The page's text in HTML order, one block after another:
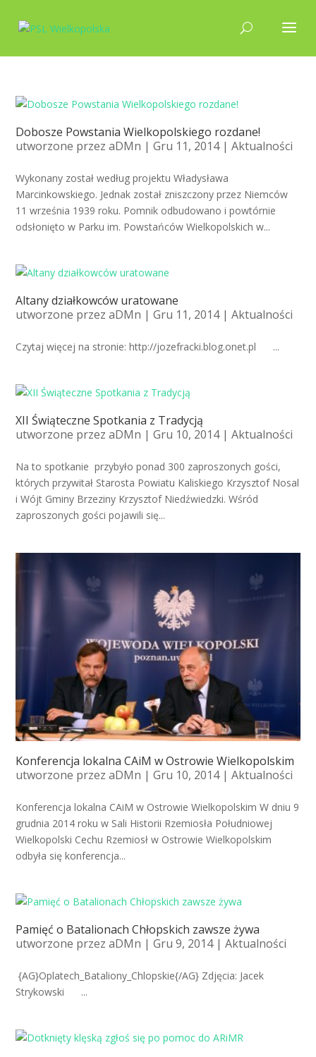
Dobosze Powstania Wielkopolskiego rozdane!
utworzone przezaDMn | Gru 11, 2014 |Aktualności
Wykonany został według projektu Władysława
Marcinkowskiego. Jednak został zniszczony przez Niemców
11 września 1939 roku. Pomnik odbudowano i powtórnie
odsłonięto w Parku im. Powstańców Wielkopolskich w...
Altany działkowców uratowane
utworzone przezaDMn | Gru 11, 2014 |Aktualności
Czytaj więcej na stronie: http://jozefracki.blog.onet.pl ...
XII Świąteczne Spotkania z Tradycją
utworzone przezaDMn | Gru 10, 2014 |Aktualności
Na to spotkanie przybyło ponad 300 zaproszonych gości,
których przywitał Starosta Powiatu Kaliskiego Krzysztof Nosal
i Wójt Gminy Brzeziny Krzysztof Niedźwiedzki. Wśród
zaproszonych gości pojawili się...
Konferencja lokalna CAiM w Ostrowie Wielkopolskim
utworzone przezaDMn | Gru 10, 2014 |Aktualności
Konferencja lokalna CAiM w Ostrowie Wielkopolskim W dniu 9
grudnia 2014 roku w Sali Historii Rzemiosła Południowej
Wielkopolski Cechu Rzemiosł w Ostrowie Wielkopolskim
odbyła się konferencja...
Pamięć o Batalionach Chłopskich zawsze żywa
utworzone przezaDMn | Gru 9, 2014 |Aktualności
{AG}Oplatech_Bataliony_Chlopskie{/AG} Zdjęcia: Jacek
Strykowski ...